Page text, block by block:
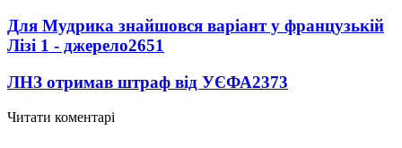
Для Мудрика знайшовся варіант у французькій
Лізі 1 - джерело2651
ЛНЗ отримав штраф від УЄФА2373
Читати коментарі